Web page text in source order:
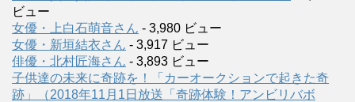
ビュー
女優・上白石萌音さん - 3,980 ビュー
女優・新垣結衣さん - 3,917 ビュー
俳優・北村匠海さん - 3,893 ビュー
子供達の未来に奇跡を！「カーオークションで起きた奇
跡」（2018年11月1日放送「奇跡体験！アンビリバボ